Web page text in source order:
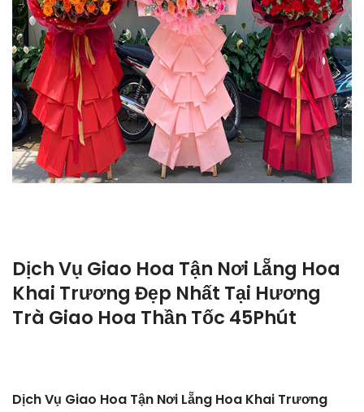
Dịch Vụ Giao Hoa Tận Nơi Lẵng Hoa
Khai Trương Đẹp Nhất Tại Hương
Trà Giao Hoa Thần Tốc 45Phút
Dịch Vụ Giao Hoa Tận Nơi Lẵng Hoa Khai Trương